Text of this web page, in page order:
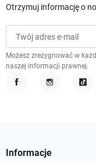
Otrzymuj informację o
Możesz zrezygnować w
naszej informacji prawnej.
Informacje